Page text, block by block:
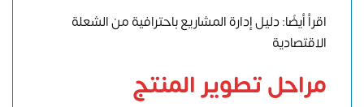
اقرأ أيضًا: دليل إدارة المشاريع باحترافية من الشعلة
الاقتصادية
مراحل تطوير المنتج